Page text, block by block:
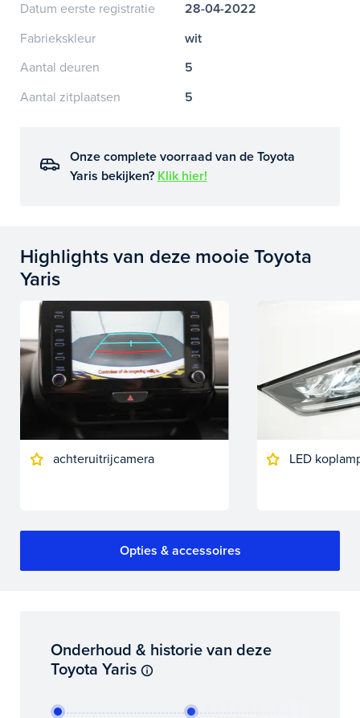
Datum eerste registratie
28-04-2022
Fabriekskleur
wit
Aantal deuren
5
Aantal zitplaatsen
5
Onze complete voorraad van de Toyota
Yaris bekijken? Klik hier!
Highlights van deze mooie Toyota
Yaris
achteruitrijcamera LED
Opties & accessoires
Onderhoud & historie van deze
Toyota Yaris